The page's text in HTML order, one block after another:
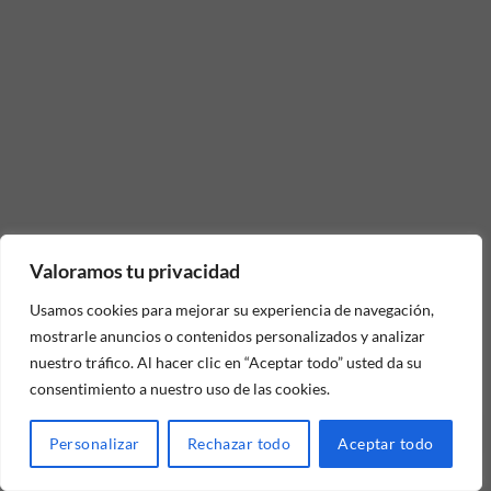
Valoramos tu privacidad
Usamos cookies para mejorar su experiencia de navegación,
mostrarle anuncios o contenidos personalizados y analizar
nuestro tráfico. Al hacer clic en “Aceptar todo” usted da su
consentimiento a nuestro uso de las cookies.
Personalizar Rechazar todo Aceptar todo